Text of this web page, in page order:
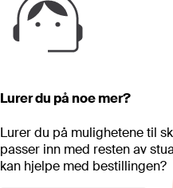
Lurer du på noe mer?
Lurer du på mulighetene til
passer inn med resten av
kan hjelpe med bestillingen?